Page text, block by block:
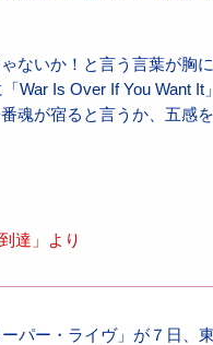
ないか！と言う言葉が胸
War Is Over If You Want It
魂が宿ると言うか、五感
達」より
パー・ライヴ」が７日、東